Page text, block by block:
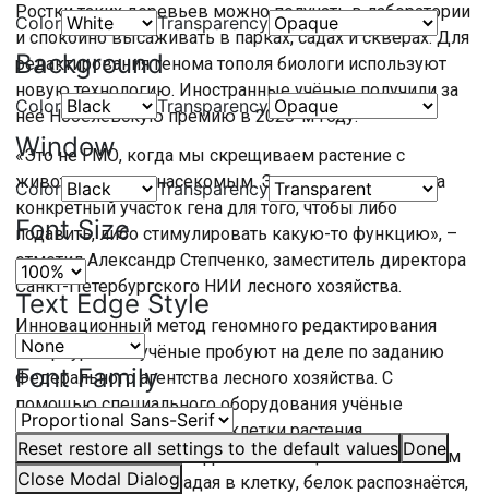
Color Transparency
Background
Color Transparency
Window
Color Transparency
Font Size
Text Edge Style
Font Family
Reset restore all settings to the default values Done
Close Modal Dialog
Ростки таких деревьев можно получать в лаборатории
и спокойно высаживать в парках, садах и скверах. Для
редактирования генома тополя биологи используют
новую технологию. Иностранные учёные получили за
неё Нобелевскую премию в 2020-м году.
«Это не ГМО, когда мы скрещиваем растение с
животным или с насекомым. Это чистое влияние на
конкретный участок гена для того, чтобы либо
подавить, либо стимулировать какую-то функцию», –
отметил Александр Степченко, заместитель директора
Санкт-Петербургского НИИ лесного хозяйства.
Инновационный метод геномного редактирования
петербургские учёные пробуют на деле по заданию
Федерального агентства лесного хозяйства. С
помощью специального оборудования учёные
буквально обстреливают клетки растения
микрочастицами вольфрама со специальным белком
на поверхности. Попадая в клетку, белок распознаётся,